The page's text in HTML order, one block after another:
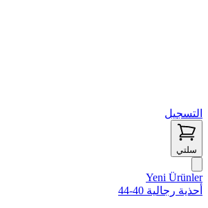
التسجيل
سلتي
Yeni Ürünler
أحذية رجالية 40-44